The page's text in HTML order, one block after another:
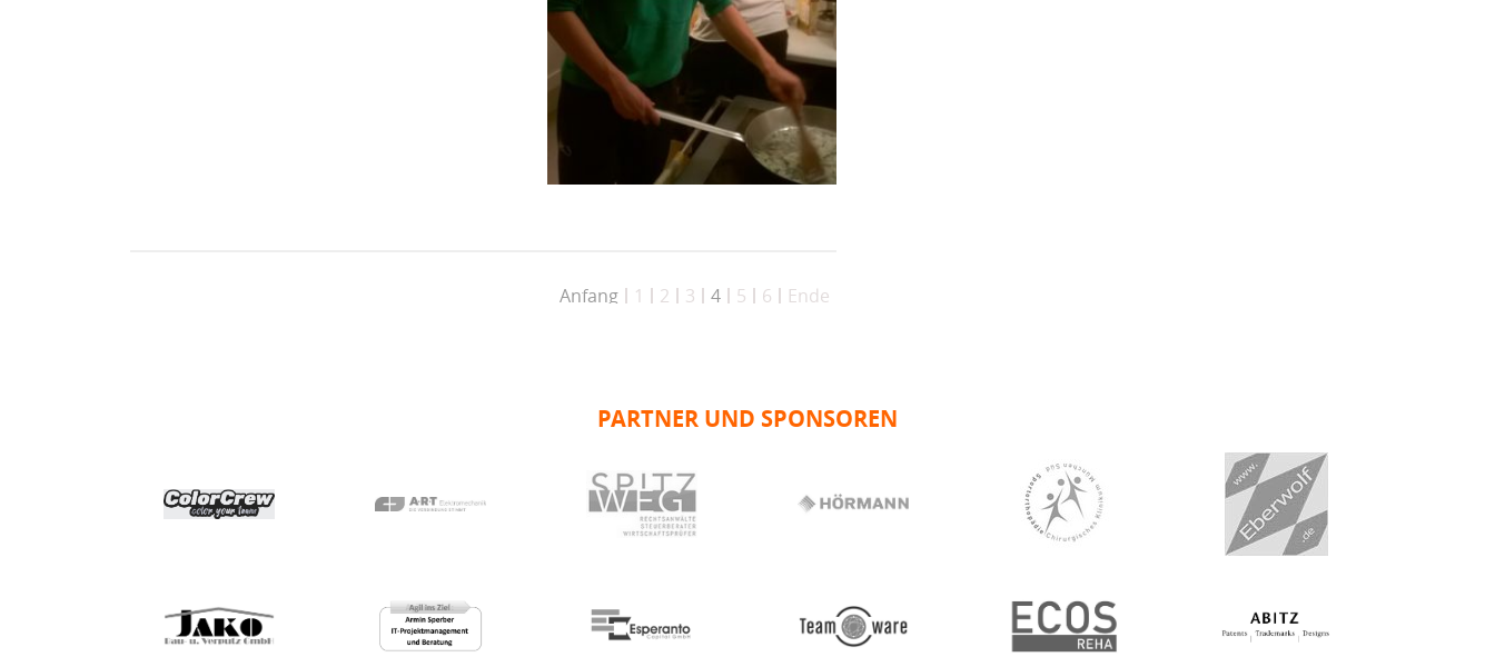
Anfang 1 2 3 4 5 6 Ende
PARTNER UND SPONSOREN